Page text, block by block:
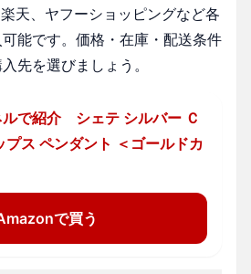
天、ヤフーショッピングなど各
能です。価格・在庫・配送条件
先を選びましょう。
ルで紹介 シェテ シルバー Ｃ
プス ペンダント ＜ゴールドカ
で買う